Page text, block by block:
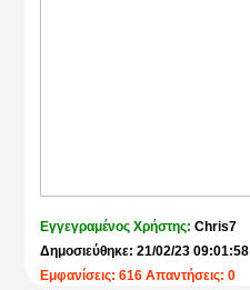
Εγγεγραμένος Χρήστης:Chris7
Δημοσιεύθηκε: 21/02/23 09:01:58
Εμφανίσεις: 616 Απαντήσεις: 0